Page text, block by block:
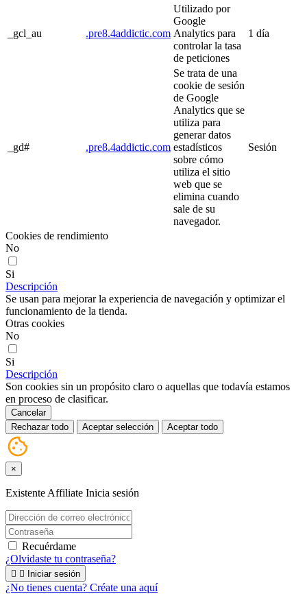
_gcl_au .pre8.4addictic.com
Utilizado por
Google
Analytics para
controlar la tasa
de peticiones
1 día
_gd# .pre8.4addictic.com
Se trata de una
cookie de sesión
de Google
Analytics que se
utiliza para
generar datos
estadísticos
sobre cómo
utiliza el sitio
web que se
elimina cuando
sale de su
navegador.
Sesión
Cookies de rendimiento
No
Si
Descripción
Se usan para mejorar la experiencia de navegación y optimizar el
funcionamiento de la tienda.
Otras cookies
No
Si
Descripción
Son cookies sin un propósito claro o aquellas que todavía estamos
en proceso de clasificar.
Cancelar
Rechazar todo
Aceptar selección Aceptar todo
×
Existente Affiliate Inicia sesión
Recuérdame
¿Olvidaste tu contraseña?
  Iniciar sesión
¿No tienes cuenta? Créate una aquí